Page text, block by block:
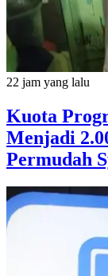
22 jam yang lalu
Kuota
Menjadi
Permudah